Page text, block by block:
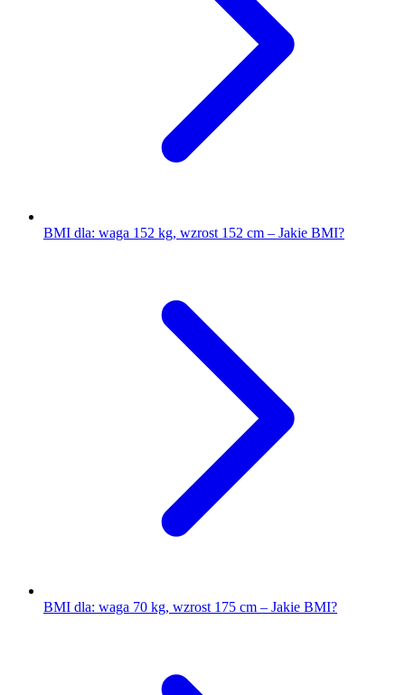
BMI dla: waga 152 kg, wzrost 152 cm – Jakie BMI?
BMI dla: waga 70 kg, wzrost 175 cm – Jakie BMI?